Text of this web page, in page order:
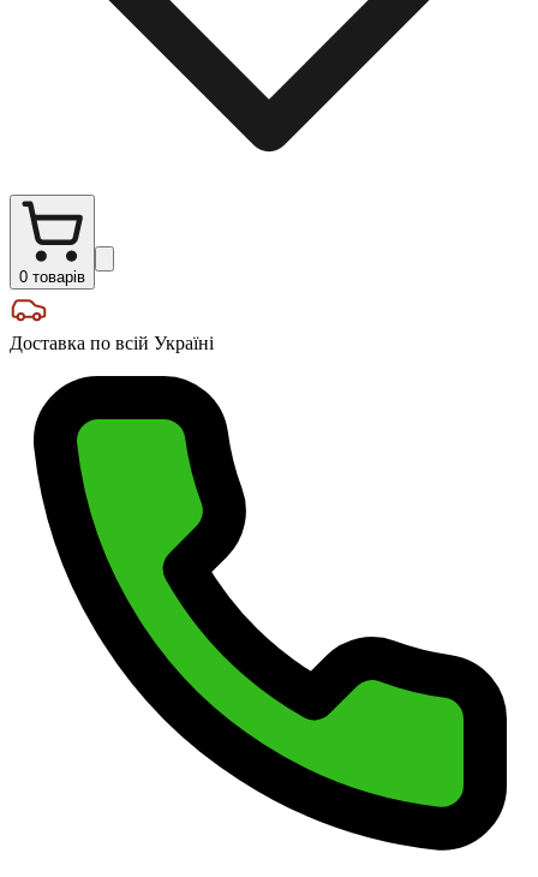
0 товарів
Доставка по всій Україні